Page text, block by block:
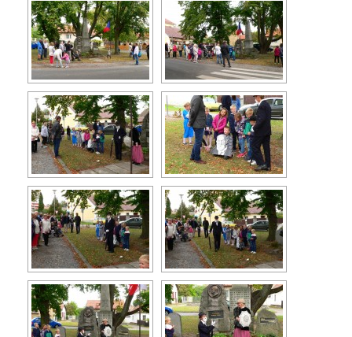
Turistika
Koupaliště
Hlášení závad
Kontakty